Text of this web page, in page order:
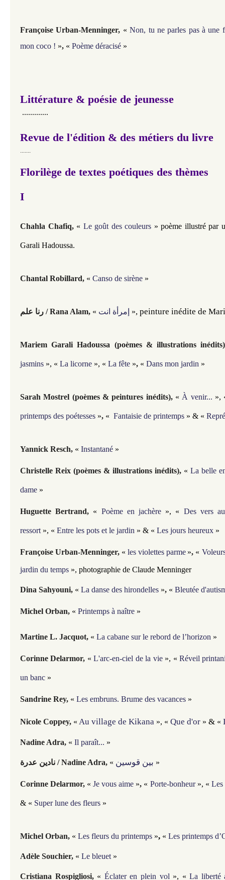
Françoise Urban-Menninger, «Non, tu ne parles pas à une
mon coco ! », « Poème déracisé »
Littérature & poésie de jeunesse
.............
Revue de l'édition & des métiers du livre
Florilège de textes poétiques des thèmes
I
Chahla Chafiq, « Le goût des couleurs » poème illustré par
Garali Hadoussa.
Chantal Robillard, « Canso de sirène »
رنا علم / Rana Alam, « إمرأة انت »​​, peinture inédite de
Mariem Garali Hadoussa (poèmes & illustrations inédits)
jasmins », « La licorne », « La fête », « Dans mon jardin »
Sarah Mostrel (poèmes & peintures inédits), « À venir... »,
printemps des poétesses », « Fantaisie de printemps » & «
Yannick Resch, « Instantané »
Christelle Reix (poèmes & illustrations inédits), « La belle
dame »
Huguette Bertrand, « Poème en jachère », « Des vers
ressort », « Entre les pots et le jardin » & « Les jours heureux »
Françoise Urban-Menninger, «les violettes parme », «
jardin du temps », photographie de Claude Menninger
Dina Sahyouni, « La danse des hirondelles », « Bleutée
Michel Orban, « Printemps à naître »
Martine L. Jacquot, « La cabane sur le rebord de l’horizon »
Corinne Delarmor, «L'arc-en-ciel de la vie », « Réveil
un banc »
Sandrine Rey, « Les embruns. Brume des vacances »
Nicole Coppey, « Au village de Kikana », « Que d'or » & «
Nadine Adra, « Il paraît... »
نادين عدرة / Nadine Adra, « بين قوسين »
Corinne Delarmor, «Je vous aime », « Porte-bonheur », « Les
& « Super lune des fleurs »
Michel Orban, « Les fleurs du printemps », « Les printemps
Adèle Souchier, « Le bleuet »
Cristiana Rospigliosi,« Éclater en plein vol », « La